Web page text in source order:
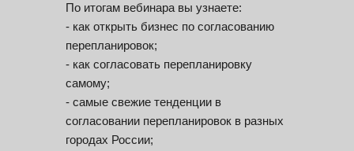
По итогам вебинара вы узнаете:
- как открыть бизнес по согласованию
перепланировок;
- как согласовать перепланировку
самому;
- самые свежие тенденции в
согласовании перепланировок в разных
городах России;